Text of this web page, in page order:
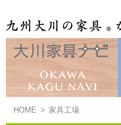
HOME > 家具工場